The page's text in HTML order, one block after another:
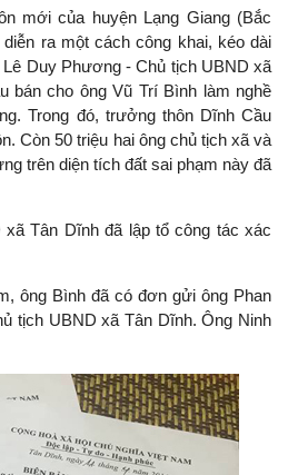
mới của huyện Lạng Giang (Bắc
ra một cách công khai, kéo dài
Duy Phương - Chủ tịch UBND xã
bán cho ông Vũ Trí Bình làm nghề
Trong đó, trưởng thôn Dĩnh Cầu
Còn 50 triệu hai ông chủ tịch xã và
trên diện tích đất sai phạm này đã
Tân Dĩnh đã lập tổ công tác xác
ông Bình đã có đơn gửi ông Phan
tịch UBND xã Tân Dĩnh. Ông Ninh